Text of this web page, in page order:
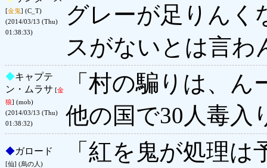
[金鬼] (C_T)
(2014/03/13 (Thu)
01:38:33)
グレーが足りんく
スがないとは言わ
◆キャプテ
ン・ムラサ [金
狼] (mob)
(2014/03/13 (Thu)
01:38:32)
「村の騙りは、ん
他の国で30人毒入
◆ガロード
[仙] (烏の人)
「紅を鬼が処理